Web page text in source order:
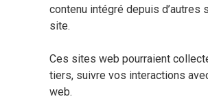
contenu intégré depuis
site.
Ces sites web pourraient
tiers, suivre vos interactions
web.